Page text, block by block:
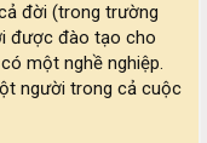
đời (trong trường
được đào tạo cho
một nghề nghiệp.
người trong cả cuộc